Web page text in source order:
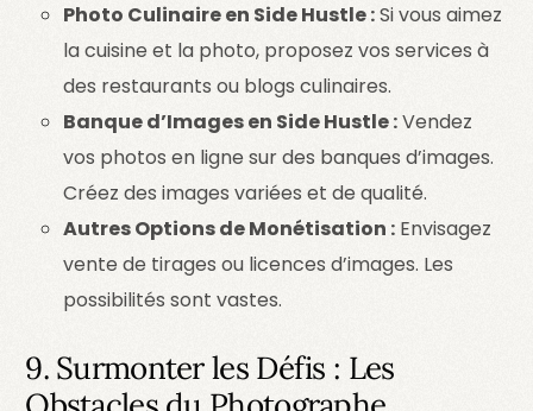
Photo Culinaire en Side Hustle :Si vous aimez
la cuisine et la photo, proposez vos services à
des restaurants ou blogs culinaires.
Banque d’Images en Side Hustle :Vendez
vos photos en ligne sur des banques d’images.
Créez des images variées et de qualité.
Autres Options de Monétisation : Envisagez
vente de tirages ou licences d’images. Les
possibilités sont vastes.
9. Surmonter les Défis : Les